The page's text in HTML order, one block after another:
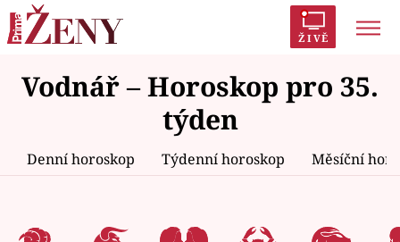
ŽIVĚ
Trendy: Polabí Inspekce Prostřeno!
AYTO?
Proměny
Témata
Vodnář – Horoskop pro 35.
týden
Denní horoskop Týdenní horoskop Měsíční